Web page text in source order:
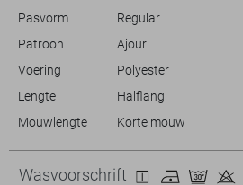
Pasvorm
Regular
Patroon
Ajour
Voering
Polyester
Lengte
Halflang
Mouwlengte
Korte mouw
Wasvoorschrift